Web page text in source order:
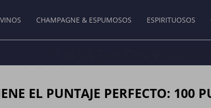
VINOS CHAMPAGNE & ESPUMOSOS ESPIRITUOSOS
EL PUNTAJE PERFECTO: 100